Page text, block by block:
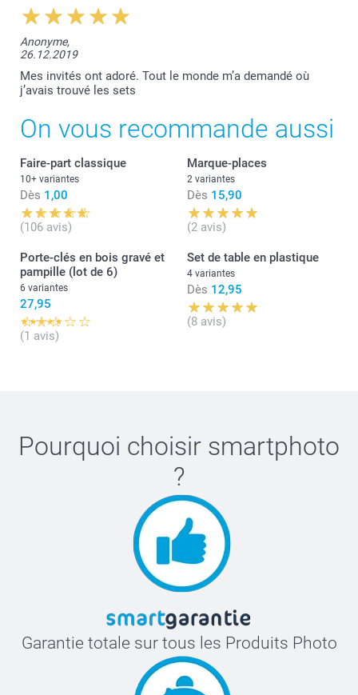
Anonyme,
26.12.2019
Mes invités ont adoré. Tout le monde m’a demandé où
j’avais trouvé les sets
On vous recommande aussi
Faire-part classique
10+ variantes
Dès 1,00
(106 avis)
Marque-places
2 variantes
Dès 15,90
(2 avis)
Porte-clés en bois gravé et
pampille (lot de 6)
6 variantes
27,95
(1 avis)
Set de table en plastique
4 variantes
Dès 12,95
(8 avis)
Pourquoi choisir smartphoto
?
Garantie totale sur tous les Produits Photo